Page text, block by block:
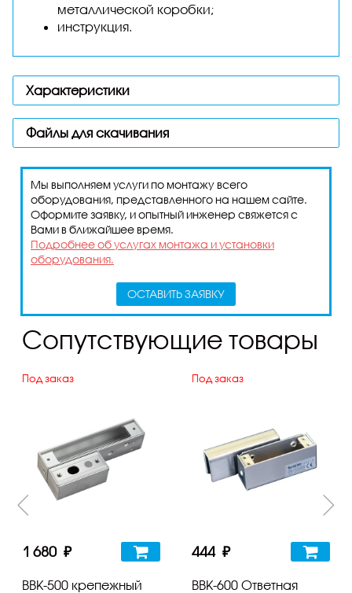
металлической коробки;
инструкция.
Характеристики
Файлы для скачивания
ОСТАВИТЬ ЗАЯВКУ
Мы выполняем услуги по монтажу всего
оборудования, представленного на нашем сайте.
Оформите заявку, и опытный инженер свяжется с
Вами в ближайшее время.
Подробнее об услугах монтажа и установки
оборудования.
Сопутствующие товары
Под заказ
1 680 ₽
BBK-500 крепежный
Под заказ
444 ₽
BBK-600 Ответная